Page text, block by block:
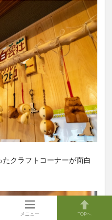
クラフトコーナーが面白
メニュー TOPへ